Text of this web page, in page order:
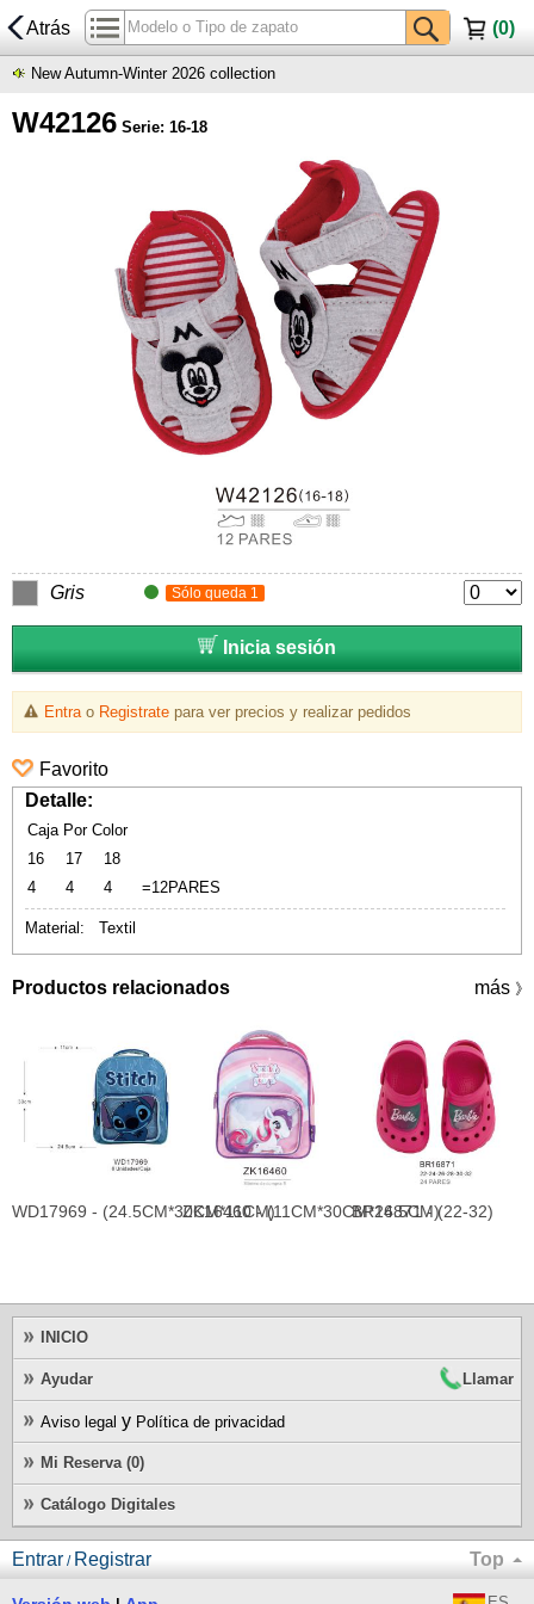
Atrás (0)
New Autumn-Winter 2026 collection
W42126 Serie: 16-18
Gris Sólo queda 1
Inicia sesión
Entrao Registratepara ver precios y realizar pedidos
Favorito
Detalle:
Caja Por Color
16
17
18
4
4 4 =12PARES
Material: Textil
Productos relacionados más 》
WD17969 - (24.5CM*30CM*11CM)ZK16460 - (11CM*30CM*24.5CM)
BR16871 - (22-32)
INICIO
Ayudar Llamar
Aviso legal y Política de privacidad
Mi Reserva (0)
Catálogo Digitales
Entrar / Registrar Top